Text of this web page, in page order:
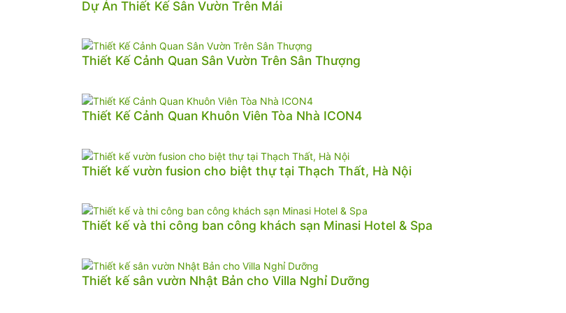
Dự Án Thiết Kế Sân Vườn Trên Mái
Thiết Kế Cảnh Quan Sân Vườn Trên Sân Thượng
Thiết Kế Cảnh Quan Khuôn Viên Tòa Nhà ICON4
Thiết kế vườn fusion cho biệt thự tại Thạch Thất, Hà Nội
Thiết kế và thi công ban công khách sạn Minasi Hotel & Spa
Thiết kế sân vườn Nhật Bản cho Villa Nghỉ Dưỡng